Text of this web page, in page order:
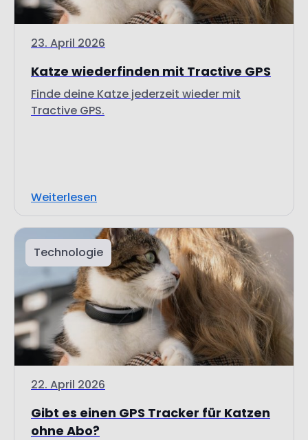
23. April 2026
Katze wiederfinden mit Tractive GPS
Finde deine Katze jederzeit wieder mit
Tractive GPS.
Weiterlesen
Technologie
22. April 2026
Gibt es einen GPS Tracker für Katzen
ohne Abo?